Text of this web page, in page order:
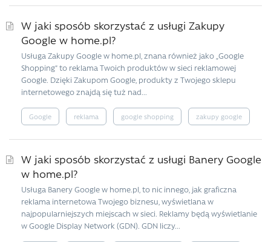
W jaki sposób skorzystać z usługi Zakupy
Google w home.pl?
Usługa Zakupy Google w home.pl, znana również jako „Google
Shopping” to reklama Twoich produktów w sieci reklamowej
Google. Dzięki Zakupom Google, produkty z Twojego sklepu
internetowego znajdą się tuż nad...
Google reklama google shopping zakupy google
W jaki sposób skorzystać z usługi Banery Google
w home.pl?
Usługa Banery Google w home.pl, to nic innego, jak graficzna
reklama internetowa Twojego biznesu, wyświetlana w
najpopularniejszych miejscach w sieci. Reklamy będą wyświetlanie
w Google Display Network (GDN). GDN liczy...